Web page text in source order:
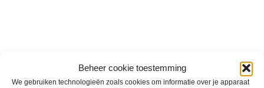
Beheer cookie toestemming
We gebruiken technologieën zoals cookies om informatie over je apparaat